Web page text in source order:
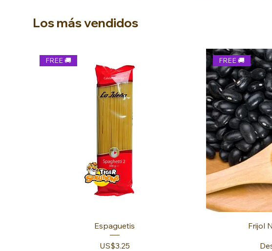
Los más vendidos
FREE 🚚
Espaguetis
Precio
US$3.25
FREE 🚚
Frijol